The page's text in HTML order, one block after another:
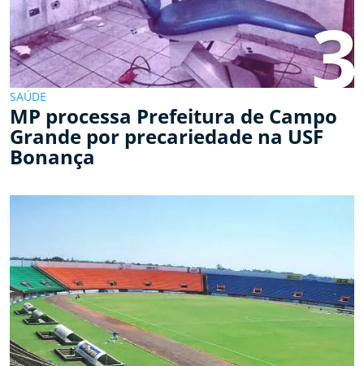
3
SAÚDE
MP processa Prefeitura de Campo
Grande por precariedade na USF
Bonança